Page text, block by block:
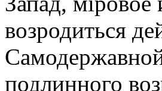
возродиться
подлинного